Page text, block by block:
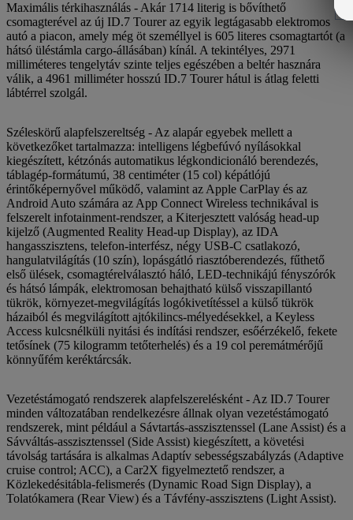
Maximális térkihasználás - Akár 1714 literig is bővíthető
csomagterével az új ID.7 Tourer az egyik legtágasabb elektromos
autó a piacon, amely még öt személlyel is 605 literes csomagtartót (a
hátsó üléstámla cargo-állásában) kínál. A tekintélyes, 2971
milliméteres tengelytáv szinte teljes egészében a beltér hasznára
válik, a 4961 milliméter hosszú ID.7 Tourer hátul is átlag feletti
lábtérrel szolgál.
Széleskörű alapfelszereltség - Az alapár egyebek mellett a
következőket tartalmazza: intelligens légbefúvó nyílásokkal
kiegészített, kétzónás automatikus légkondicionáló berendezés,
táblagép-formátumú, 38 centiméter (15 col) képátlójú
érintőképernyővel működő, valamint az Apple CarPlay és az
Android Auto számára az App Connect Wireless technikával is
felszerelt infotainment-rendszer, a Kiterjesztett valóság head-up
kijelző (Augmented Reality Head-up Display), az IDA
hangasszisztens, telefon-interfész, négy USB-C csatlakozó,
hangulatvilágítás (10 szín), lopásgátló riasztóberendezés, fűthető
első ülések, csomagtérelválasztó háló, LED-technikájú fényszórók
és hátsó lámpák, elektromosan behajtható külső visszapillantó
tükrök, környezet-megvilágítás logókivetítéssel a külső tükrök
házaiból és megvilágított ajtókilincs-mélyedésekkel, a Keyless
Access kulcsnélküli nyitási és indítási rendszer, esőérzékelő, fekete
tetősínek (75 kilogramm tetőterhelés) és a 19 col peremátmérőjű
könnyűfém keréktárcsák.
Vezetéstámogató rendszerek alapfelszerelésként - Az ID.7 Tourer
minden változatában rendelkezésre állnak olyan vezetéstámogató
rendszerek, mint például a Sávtartás-asszisztenssel (Lane Assist) és a
Sávváltás-asszisztenssel (Side Assist) kiegészített, a követési
távolság tartására is alkalmas Adaptív sebességszabályzás (Adaptive
cruise control; ACC), a Car2X figyelmeztető rendszer, a
Közlekedésitábla-felismerés (Dynamic Road Sign Display), a
Tolatókamera (Rear View) és a Távfény-asszisztens (Light Assist).